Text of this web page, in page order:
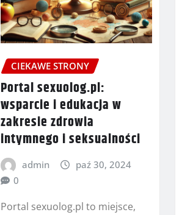
CIEKAWE STRONY
Portal sexuolog.pl:
wsparcie i edukacja w
zakresie zdrowia
intymnego i seksualności
admin
paź 30, 2024
0
Portal sexuolog.pl to miejsce,